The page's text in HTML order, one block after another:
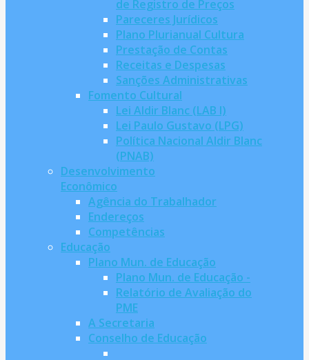
de Registro de Preços
Pareceres Jurídicos
Plano Plurianual Cultura
Prestação de Contas
Receitas e Despesas
Sanções Administrativas
Fomento Cultural
Lei Aldir Blanc (LAB I)
Lei Paulo Gustavo (LPG)
Política Nacional Aldir Blanc
(PNAB)
Desenvolvimento
Econômico
Agência do Trabalhador
Endereços
Competências
Educação
Plano Mun. de Educação
Plano Mun. de Educação -
Relatório de Avaliação do
PME
A Secretaria
Conselho de Educação